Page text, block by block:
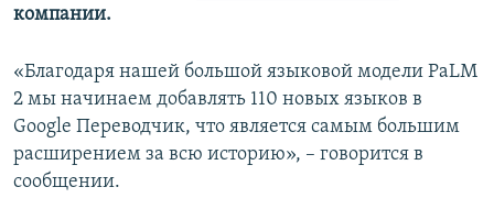
компании.
«Благодаря нашей большой языковой модели PaLM
2 мы начинаем добавлять 110 новых языков в
Google Переводчик, что является самым большим
расширением за всю историю», – говорится в
сообщении.